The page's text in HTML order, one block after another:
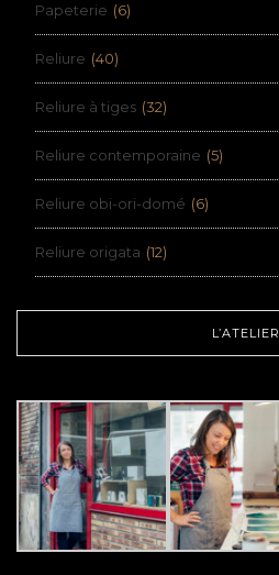
Papeterie (6)
Reliure (40)
Reliure à tiges (32)
Reliure contemporaine (5)
Reliure obi-ori-domé (6)
Reliure origata (12)
L’ATELIER